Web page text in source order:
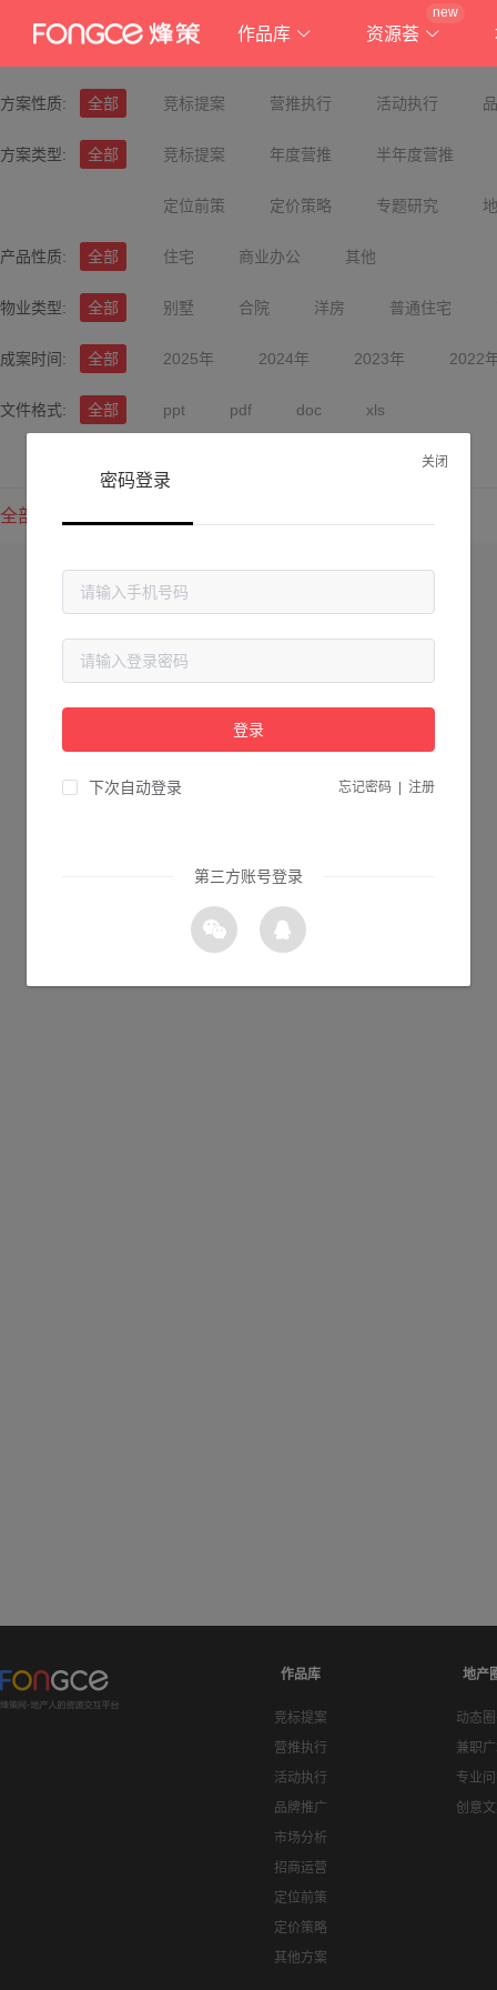
作品库 资源荟
new
方案性质: 全部 竞标提案 营推执行 活动执行
方案类型: 全部 竞标提案 年度营推 半年度营推
定位前策 定价策略 专题研究
产品性质: 全部 住宅 商业办公 其他
物业类型: 全部 别墅 合院 洋房 普通住宅
成案时间: 全部 2025年 2024年 2023年 2022
文件格式: 全部 ppt pdf doc xls
全部方案
作品库
竞标提案
营推执行
活动执行
品牌推广
市场分析
招商运营
定位前策
定价策略
其他方案
地产
动态
兼职
专业
创意
关闭
密码登录
登录
下次自动登录 忘记密码 注册
第三方账号登录